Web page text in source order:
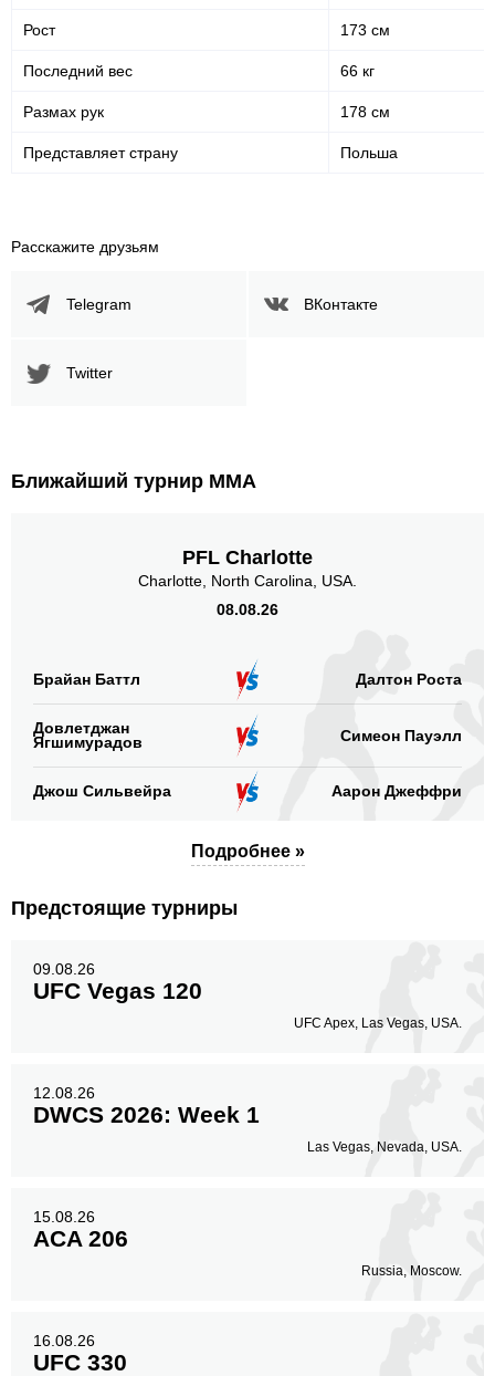
Рост 173 см
Последний вес 66 кг
Размах рук 178 см
Представляет страну Польша
Расскажите друзьям
Telegram ВКонтакте
Twitter
Ближайший турнир ММА
PFL Charlotte
Charlotte, North Carolina, USA.
08.08.26
Брайан Баттл Далтон Роста
Довлетджан
Ягшимурадов
Симеон Пауэлл
Джош Сильвейра Аарон Джеффри
Подробнее »
Предстоящие турниры
09.08.26
UFC Vegas 120
UFC Apex, Las Vegas, USA.
12.08.26
DWCS 2026: Week 1
Las Vegas, Nevada, USA.
15.08.26
ACA 206
Russia, Moscow.
16.08.26
UFC 330